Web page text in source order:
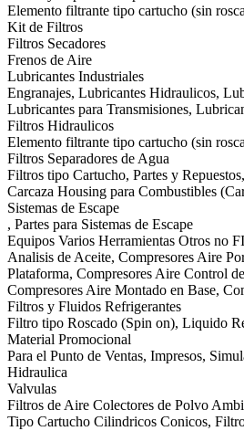
Elemento filtrante tipo cartucho (sin
Kit de Filtros
Filtros Secadores
Frenos de Aire
Lubricantes Industriales
Engranajes, Lubricantes Hidraulicos,
Lubricantes para Transmisiones,
Filtros Hidraulicos
Elemento filtrante tipo cartucho (sin
Filtros Separadores de Agua
Filtros tipo Cartucho, Partes y
Carcaza Housing para Combustibles
Sistemas de Escape
, Partes para Sistemas de Escape
Equipos Varios Herramientas Otros no
Analisis de Aceite, Compresores Aire
Plataforma, Compresores Aire Control
Compresores Aire Montado en Base,
Filtros y Fluidos Refrigerantes
Filtro tipo Roscado (Spin on), Liquido
Material Promocional
Para el Punto de Ventas, Impresos,
Hidraulica
Valvulas
Filtros de Aire Colectores de Polvo
Tipo Cartucho Cilindricos Conicos,